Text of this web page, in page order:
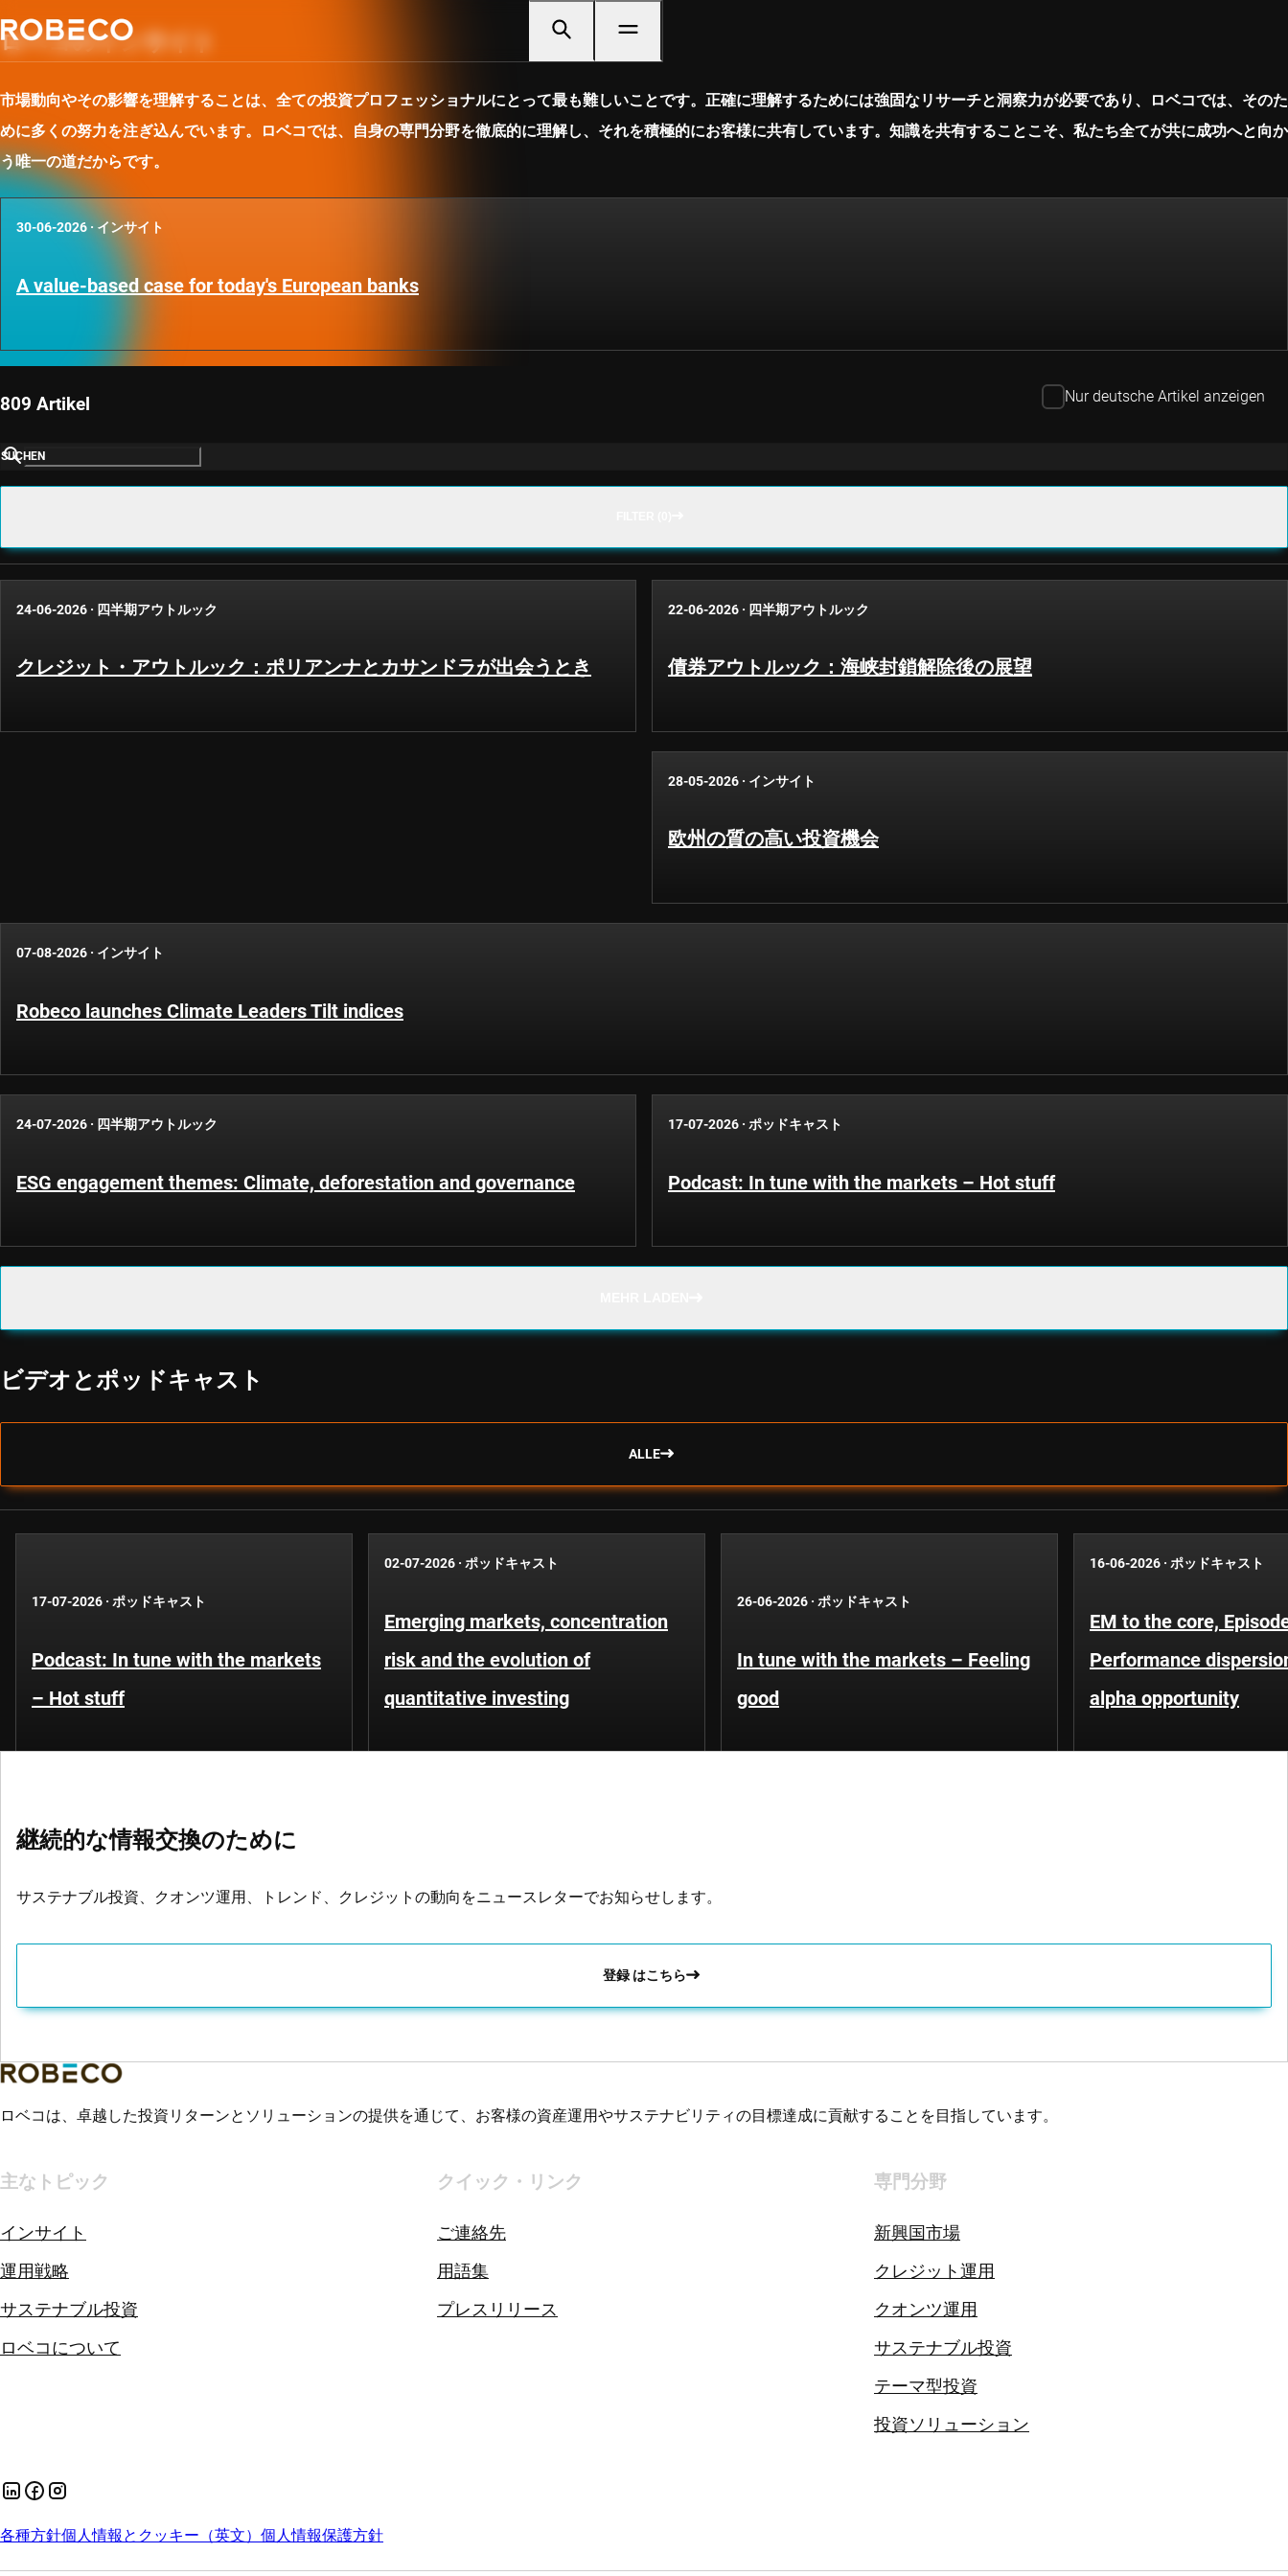
ロベコのインサイト
市場動向やその影響を理解することは、全ての投資プロフェッショナルにとって最も難しいことです。正確に理解するためには強固なリサーチと洞察力が必要であり、ロベコでは、そのた
めに多くの努力を注ぎ込んでいます。ロベコでは、自身の専門分野を徹底的に理解し、それを積極的にお客様に共有しています。知識を共有することこそ、私たち全てが共に成功へと向か
う唯一の道だからです。
30-06-2026 · インサイト
A value-based case for today's European banks
809 Artikel Nur deutsche Artikel anzeigen
SUCHEN
24-06-2026 · 四半期アウトルック
クレジット・アウトルック：ポリアンナとカサンドラが出会うとき
22-06-2026 · 四半期アウトルック
債券アウトルック：海峡封鎖解除後の展望
28-05-2026 · インサイト
欧州の質の高い投資機会
07-08-2026 · インサイト
Robeco launches Climate Leaders Tilt indices
24-07-2026 · 四半期アウトルック
ESG engagement themes: Climate, deforestation and governance
17-07-2026 · ポッドキャスト
Podcast: In tune with the markets – Hot stuff
ビデオとポッドキャスト
ALLE
17-07-2026 · ポッドキャスト
Podcast: In tune with the markets
– Hot stuff
02-07-2026 · ポッドキャスト
Emerging markets, concentration
risk and the evolution of
quantitative investing
26-06-2026 · ポッドキャスト
In tune with the markets – Feeling
good
16-06-2026 · ポッドキャスト
EM to the core,
Performance
alpha opportunity
継続的な情報交換のために
サステナブル投資、クオンツ運用、トレンド、クレジットの動向をニュースレターでお知らせします。
登録 はこちら
ロベコは、卓越した投資リターンとソリューションの提供を通じて、お客様の資産運用やサステナビリティの目標達成に貢献することを目指しています。
主なトピック
インサイト
運用戦略
サステナブル投資
ロベコについて
クイック・リンク
ご連絡先
用語集
プレスリリース
専門分野
新興国市場
クレジット運用
クオンツ運用
サステナブル投資
テーマ型投資
投資ソリューション
各種方針個人情報とクッキー（英文） 個人情報保護方針